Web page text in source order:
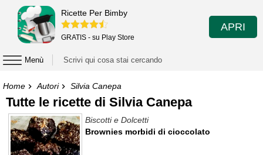
Ricette Per Bimby
GRATIS - su Play Store
APRI
Menù
Home Autori Silvia Canepa
Tutte le ricette di Silvia Canepa
Brownies morbidi di cioccolato
Biscotti e Dolcetti